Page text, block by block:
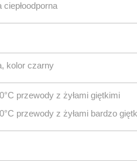
kolor czarny
przewody z żyłami giętkimi
przewody z żyłami bardzo